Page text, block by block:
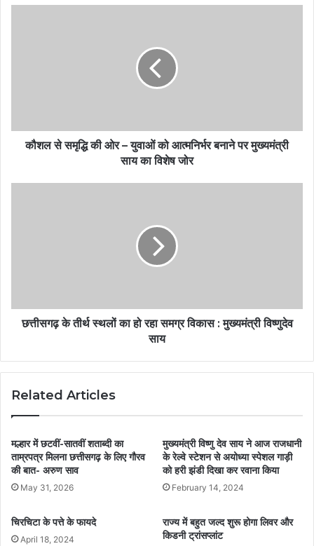
कौशल से समृद्धि की ओर – युवाओं को आत्मनिर्भर बनाने पर मुख्यमंत्री
साय का विशेष जोर
छत्तीसगढ़ के तीर्थ स्थलों का हो रहा समग्र विकास : मुख्यमंत्री विष्णुदेव
साय
Related Articles
मल्हार में छटवीं-सातवीं शताब्दी का
ताम्रपत्र मिलना छत्तीसगढ़ के लिए गौरव
की बात- अरुण साव
May 31, 2026
मुख्यमंत्री विष्णु देव साय ने आज राजधानी
के रेल्वे स्टेशन से अयोध्या स्पेशल गाड़ी
को हरी झंडी दिखा कर रवाना किया
February 14, 2024
चिरचिटा के पत्ते के फायदे
April 18, 2024
राज्य में बहुत जल्द शुरू होगा लिवर और
किडनी ट्रांसप्लांट